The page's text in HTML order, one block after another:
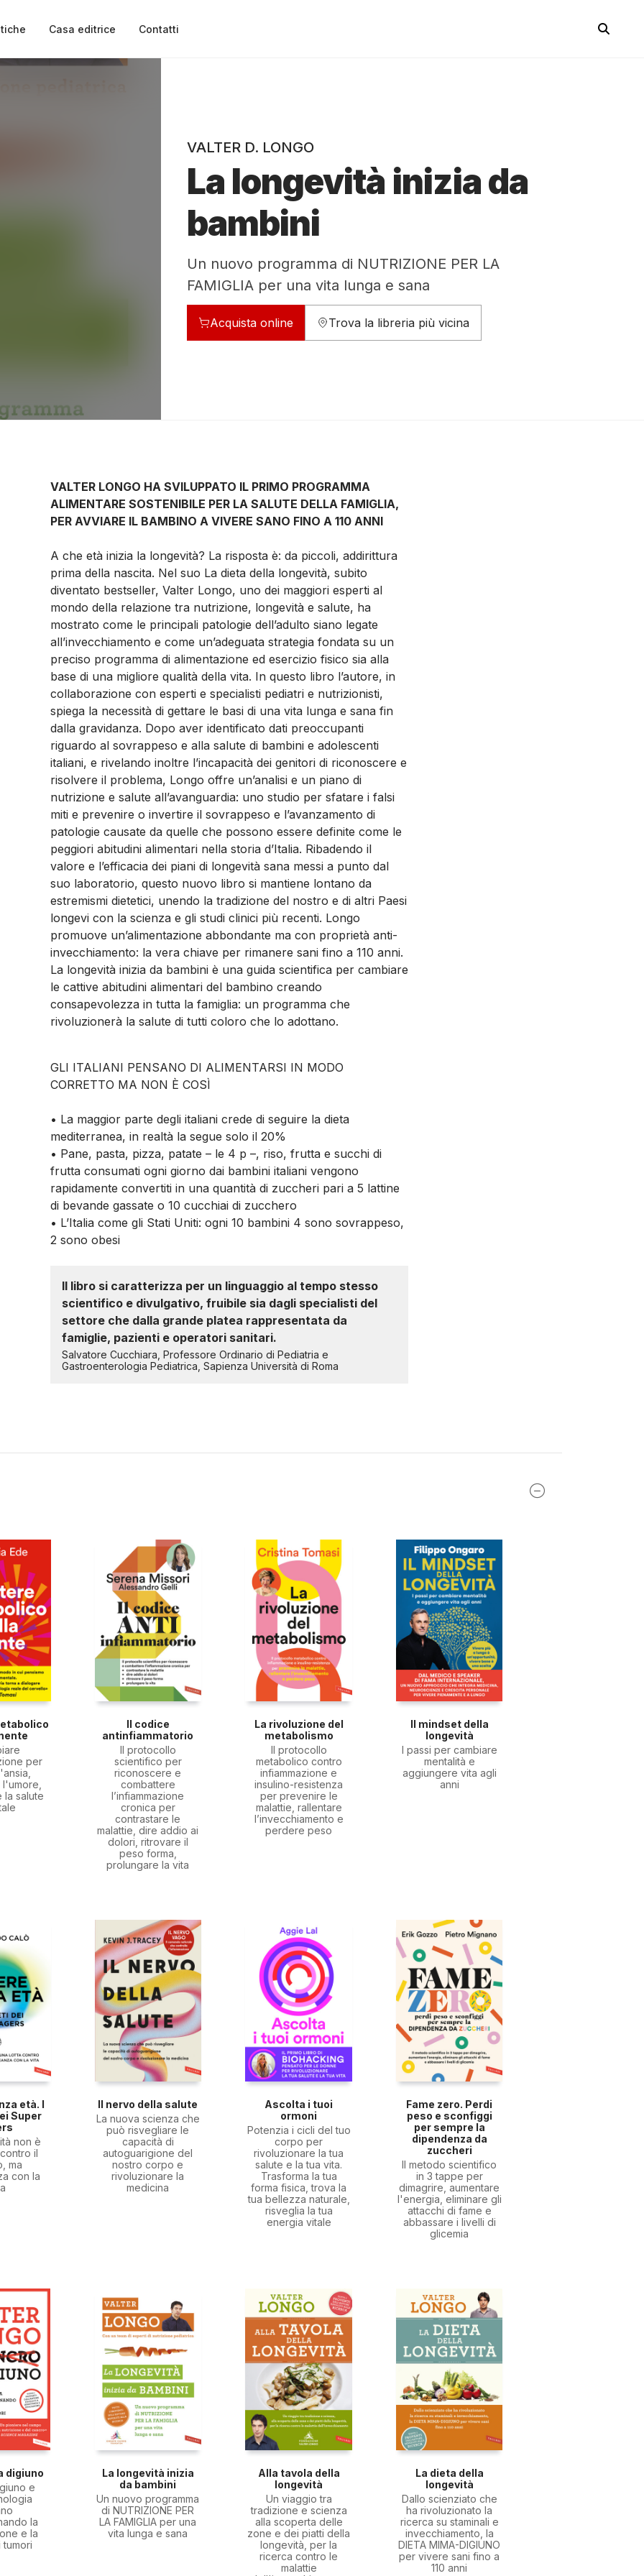
Casa editrice Contatti
VALTER D. LONGO
La longevità inizia da
bambini
Un nuovo programma di NUTRIZIONE PER LA
FAMIGLIA per una vita lunga e sana
Acquista online Trova la libreria più vicina
VALTER LONGO HA SVILUPPATO IL PRIMO PROGRAMMA
ALIMENTARE SOSTENIBILE PER LA SALUTE DELLA FAMIGLIA,
PER AVVIARE IL BAMBINO A VIVERE SANO FINO A 110 ANNI
A che età inizia la longevità? La risposta è: da piccoli, addirittura
prima della nascita. Nel suo La dieta della longevità, subito
diventato bestseller, Valter Longo, uno dei maggiori esperti al
mondo della relazione tra nutrizione, longevità e salute, ha
mostrato come le principali patologie dell’adulto siano legate
all’invecchiamento e come un’adeguata strategia fondata su un
preciso programma di alimentazione ed esercizio fisico sia alla
base di una migliore qualità della vita. In questo libro l’autore, in
collaborazione con esperti e specialisti pediatri e nutrizionisti,
spiega la necessità di gettare le basi di una vita lunga e sana fin
dalla gravidanza. Dopo aver identificato dati preoccupanti
riguardo al sovrappeso e alla salute di bambini e adolescenti
italiani, e rivelando inoltre l’incapacità dei genitori di riconoscere e
risolvere il problema, Longo offre un’analisi e un piano di
nutrizione e salute all’avanguardia: uno studio per sfatare i falsi
miti e prevenire o invertire il sovrappeso e l’avanzamento di
patologie causate da quelle che possono essere definite come le
peggiori abitudini alimentari nella storia d’Italia. Ribadendo il
valore e l’efficacia dei piani di longevità sana messi a punto dal
suo laboratorio, questo nuovo libro si mantiene lontano da
estremismi dietetici, unendo la tradizione del nostro e di altri Paesi
longevi con la scienza e gli studi clinici più recenti. Longo
promuove un’alimentazione abbondante ma con proprietà anti-
invecchiamento: la vera chiave per rimanere sani fino a 110 anni.
La longevità inizia da bambini è una guida scientifica per cambiare
le cattive abitudini alimentari del bambino creando
consapevolezza in tutta la famiglia: un programma che
rivoluzionerà la salute di tutti coloro che lo adottano.
GLI ITALIANI PENSANO DI ALIMENTARSI IN MODO
CORRETTO MA NON È COSÌ
• La maggior parte degli italiani crede di seguire la dieta
mediterranea, in realtà la segue solo il 20%
• Pane, pasta, pizza, patate – le 4 p –, riso, frutta e succhi di
frutta consumati ogni giorno dai bambini italiani vengono
rapidamente convertiti in una quantità di zuccheri pari a 5 lattine
di bevande gassate o 10 cucchiai di zucchero
• L’Italia come gli Stati Uniti: ogni 10 bambini 4 sono sovrappeso,
2 sono obesi
Il libro si caratterizza per un linguaggio al tempo stesso
scientifico e divulgativo, fruibile sia dagli specialisti del
settore che dalla grande platea rappresentata da
famiglie, pazienti e operatori sanitari.
Salvatore Cucchiara, Professore Ordinario di Pediatria e
Gastroenterologia Pediatrica, Sapienza Università di Roma
per
la salute
Il codice
antinfiammatorio
Il protocollo
scientifico per
riconoscere e
combattere
l’infiammazione
cronica per
contrastare le
malattie, dire addio ai
dolori, ritrovare il
peso forma,
prolungare la vita
La rivoluzione del
metabolismo
Il protocollo
metabolico contro
infiammazione e
insulino-resistenza
per prevenire le
malattie, rallentare
l’invecchiamento e
perdere peso
Il mindset della
longevità
I passi per cambiare
mentalità e
aggiungere vita agli
anni
età. I
Super
non è
il
ma
con la
Il nervo della salute
La nuova scienza che
può risvegliare le
capacità di
autoguarigione del
nostro corpo e
rivoluzionare la
medicina
Ascolta i tuoi
ormoni
Potenzia i cicli del tuo
corpo per
rivoluzionare la tua
salute e la tua vita.
Trasforma la tua
forma fisica, trova la
tua bellezza naturale,
risveglia la tua
energia vitale
Fame zero. Perdi
peso e sconfiggi
per sempre la
dipendenza da
zuccheri
Il metodo scientifico
in 3 tappe per
dimagrire, aumentare
l'energia, eliminare gli
attacchi di fame e
abbassare i livelli di
glicemia
digiuno
e
la
e la
tumori
La longevità inizia
da bambini
Un nuovo programma
di NUTRIZIONE PER
LA FAMIGLIA per una
vita lunga e sana
Alla tavola della
longevità
Un viaggio tra
tradizione e scienza
alla scoperta delle
zone e dei piatti della
longevità, per la
ricerca contro le
malattie
La dieta della
longevità
Dallo scienziato che
ha rivoluzionato la
ricerca su staminali e
invecchiamento, la
DIETA MIMA-DIGIUNO
per vivere sani fino a
110 anni